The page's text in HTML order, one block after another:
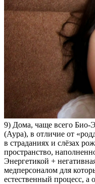
9) Дома, чаще всего Био-
(Аура), в отличие от
в страданиях и слёзах
пространство,
Энергетикой +
медперсоналом для
естественный процесс, а